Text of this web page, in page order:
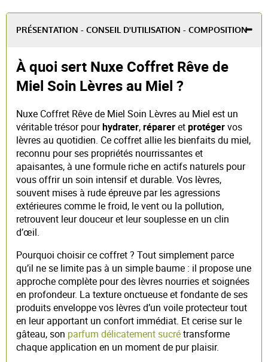
PRÉSENTATION - CONSEIL D'UTILISATION - COMPOSITION
À quoi sert Nuxe Coffret Rêve de
Miel Soin Lèvres au Miel ?
Nuxe Coffret Rêve de Miel Soin Lèvres au Miel est un
véritable trésor pourhydrater,répareretprotégervos
lèvres au quotidien. Ce coffret allie les bienfaits du miel,
reconnu pour ses propriétés nourrissantes et
apaisantes, à une formule riche en actifs naturels pour
vous offrir un soin intensif et durable. Vos lèvres,
souvent mises à rude épreuve par les agressions
extérieures comme le froid, le vent ou la pollution,
retrouvent leur douceur et leur souplesse en un clin
d’œil.
Pourquoi choisir ce coffret ? Tout simplement parce
qu’il ne se limite pas à un simple baume : il propose une
approche complète pour des lèvres nourries et soignées
en profondeur. La texture onctueuse et fondante de ses
produits enveloppe vos lèvres d’un voile protecteur tout
en leur apportant un confort immédiat. Et cerise sur le
gâteau, son parfum délicatement sucrétransforme
chaque application en un moment de pur plaisir.